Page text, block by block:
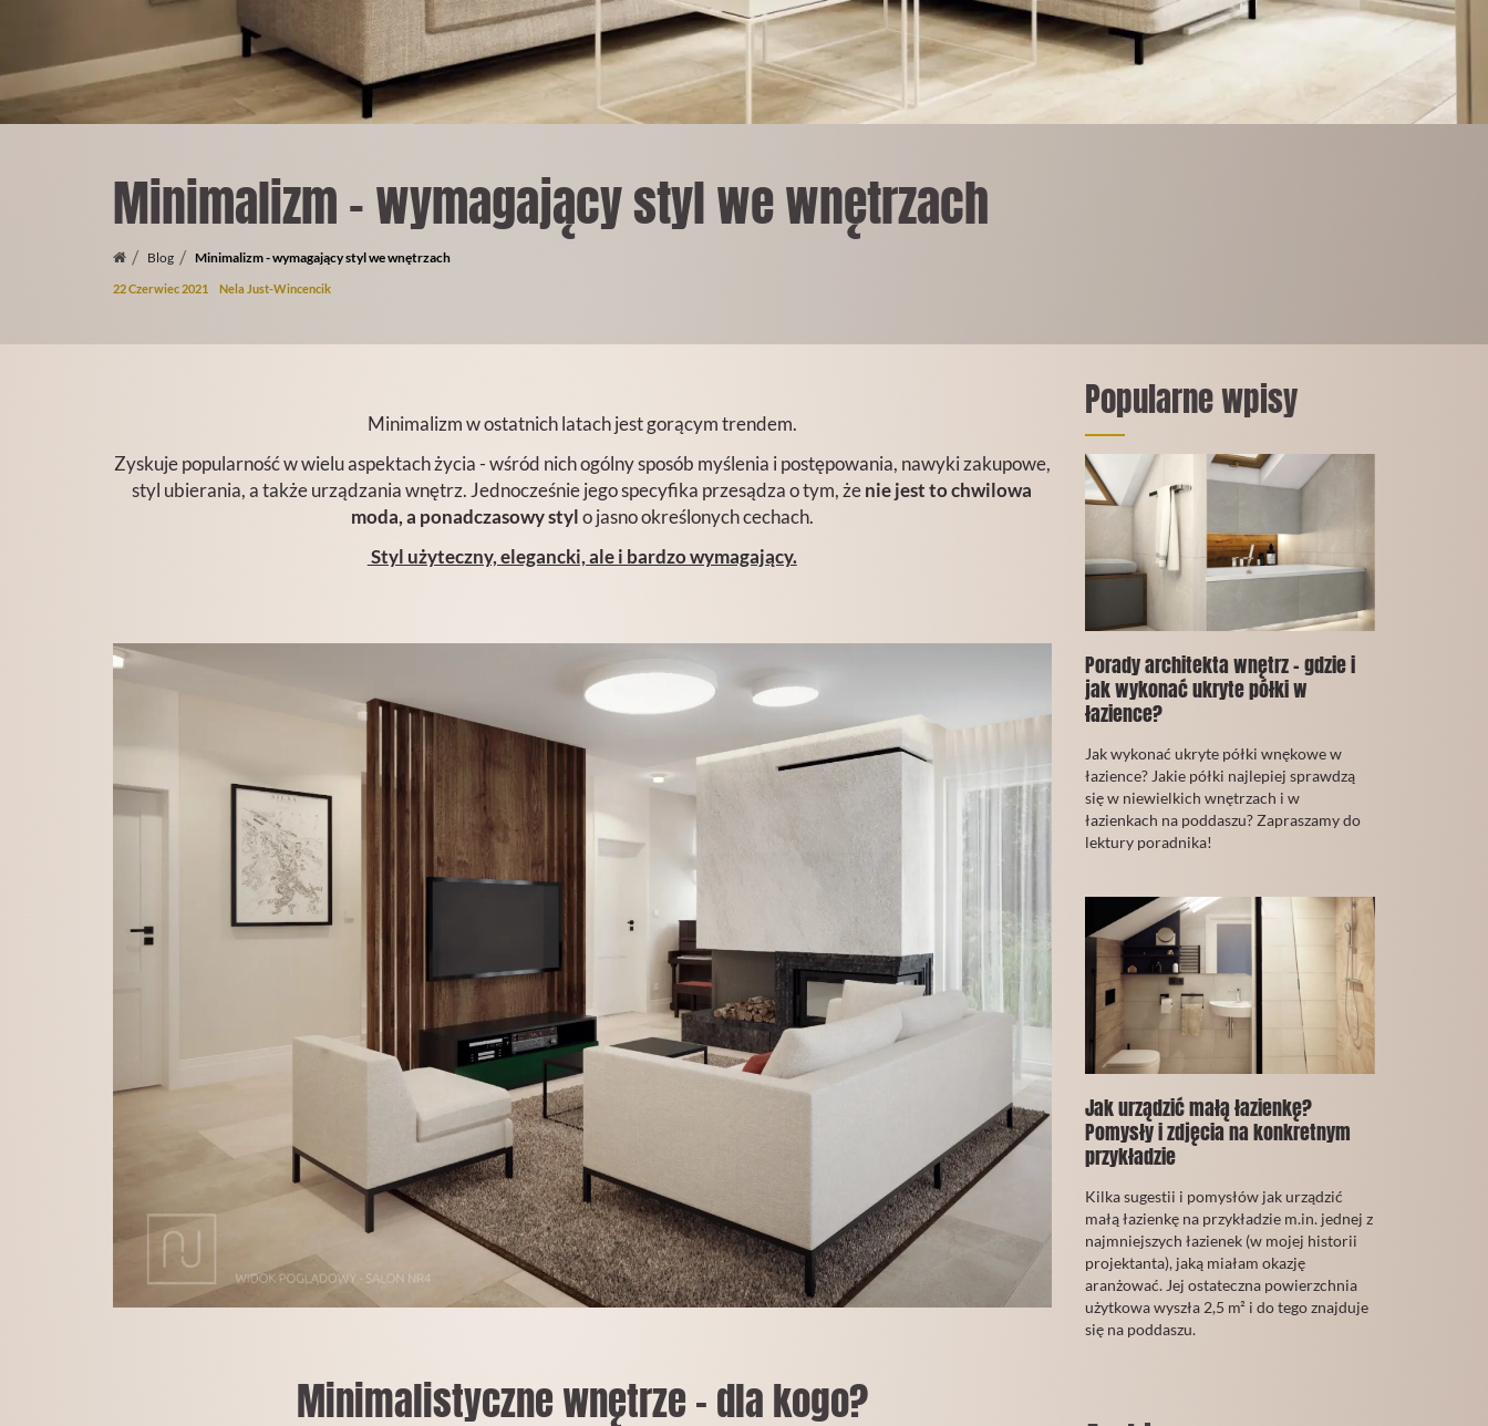
Minimalizm - wymagający styl we wnętrzach
Blog Minimalizm - wymagający styl we wnętrzach
22 Czerwiec 2021 Nela Just-Wincencik
Minimalizm w ostatnich latach jest gorącym trendem.
Zyskuje popularność w wielu aspektach życia - wśród nich ogólny sposób myślenia i postępowania, nawyki zakupowe,
styl ubierania, a także urządzania wnętrz. Jednocześnie jego specyfika przesądza o tym, żenie jest to chwilowa
moda, a ponadczasowy stylo jasno określonych cechach.
Styl użyteczny, elegancki, ale i bardzo wymagający.
Minimalistyczne wnętrze - dla kogo?
Popularne wpisy
Porady architekta wnętrz - gdzie i
jak wykonać ukryte półki w
łazience?
Wrzesień
2021
Jak wykonać ukryte półki wnękowe w
łazience? Jakie półki najlepiej sprawdzą
się w niewielkich wnętrzach i w
łazienkach na poddaszu? Zapraszamy do
lektury poradnika!
WIĘCEJ
Jak urządzić małą łazienkę?
Pomysły i zdjęcia na konkretnym
przykładzie
Grudzień
2019
Kilka sugestii i pomysłów jak urządzić
małą łazienkę na przykładzie m.in. jednej z
najmniejszych łazienek (w mojej historii
projektanta), jaką miałam okazję
aranżować. Jej ostateczna powierzchnia
użytkowa wyszła 2,5 m² i do tego znajduje
się na poddaszu.